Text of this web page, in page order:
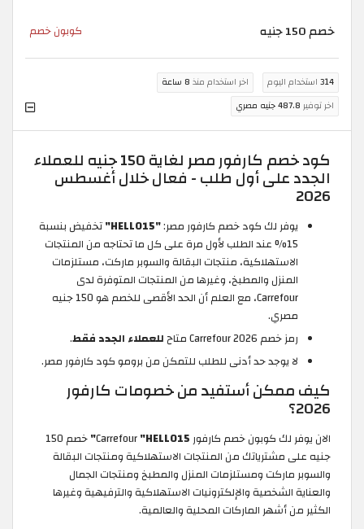
خصم 150 جنيه كوبون خصم
314 استخدام اليوم اخر استخدام منذ 8 ساعة
اخر توفير 487.8 جنيه مصري
كود خصم كارفور مصر لغاية 150 جنيه للعملاء
الجدد على أول طلب - فعال خلال أغسطس
2026
يوفر لك كود خصم كارفور مصر:"HELLO15"
تخفيض بنسبة
15% عند الطلب لأول مرة على كل ما تحتاجه من المنتجات
الاستهلاكية، منتجات البقالة والسوبر ماركت، مستلزمات
المنزل والمطبخ، وغيرها من المنتجات المتوفرة لدى
Carrefour، مع العلم أن الحد الأقصى للخصم هو 150 جنيه
مصري.
رمز خصم Carrefour 2026 متاح
للعملاء الجدد فقط.
لا يوجد حد أدنى للطلب للتمكن من برومو كود كارفور مصر.
كيف ممكن أستفيد من خصومات كارفور
2026؟
الان يوفر لك كوبون خصم كارفور Carrefour"HELLO15"
خصم 150
جنيه على مشترياتك من المنتجات الاستهلاكية ومنتجات البقالة
والسوبر ماركت ومستلزمات المنزل والمطبخ ومنتجات الجمال
والعناية الشخصية والإلكترونيات الاستهلاكية والترفيهية وغيرها
الكثير من أشهر الماركات المحلية والعالمية.